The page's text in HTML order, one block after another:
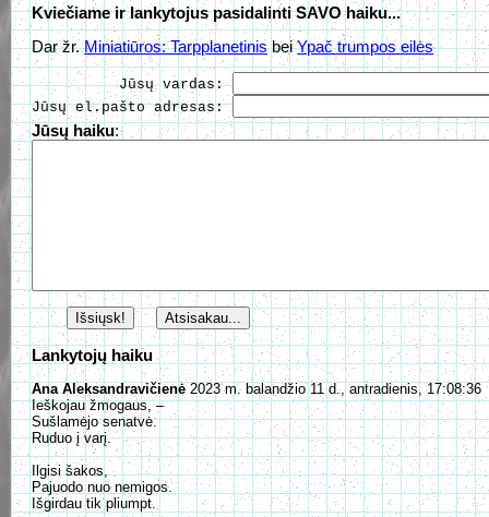
Kviečiame ir lankytojus pasidalinti SAVO haiku...
Dar žr.Miniatiūros: TarpplanetinisbeiYpač trumpos eilės
Jūsų vardas:
Jūsų el.pašto adresas:
Jūsų haiku:
Lankytojų haiku
Ana Aleksandravičienė 2023 m. balandžio 11 d., antradienis, 17:08:36
Ieškojau žmogaus, –
Sušlamėjo senatvė.
Ruduo į varį.
Ilgisi šakos,
Pajuodo nuo nemigos.
Išgirdau tik pliumpt.